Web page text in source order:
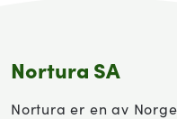
Nortura SA
Nortura er en av